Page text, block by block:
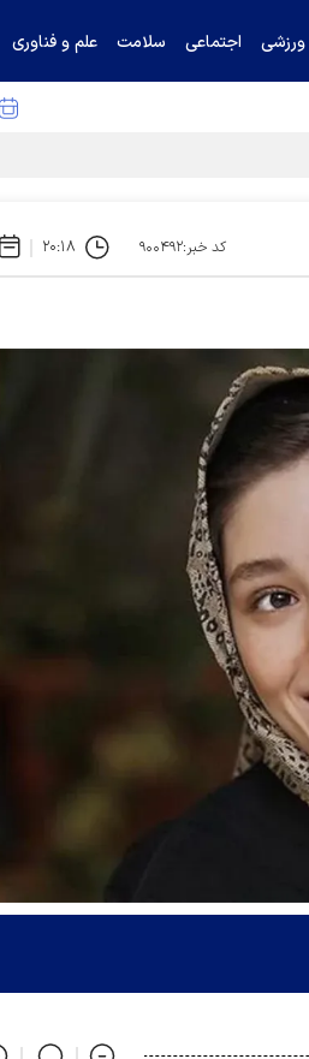
ورزشی اجتماعی سلامت علم و فناوری
کد خبر:۹۰۰۴۹۲ ۲۰:۱۸